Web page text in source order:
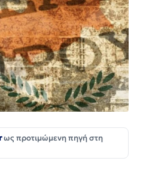
ως προτιμώμενη πηγή στη